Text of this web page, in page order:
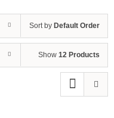
Sort by Default Order
Show 12 Products